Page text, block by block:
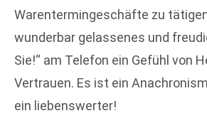
Warentermingeschäfte zu
wunderbar gelassenes und
Sie!“ am Telefon ein Gefühl von
Vertrauen. Es ist ein
ein liebenswerter!